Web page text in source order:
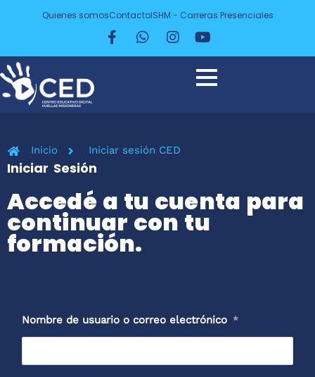
Quienes somosContactoISHM - Carreras Presenciales
Inicio Iniciar sesión CED
Iniciar Sesión
Accedé a tu cuenta para
continuar con tu
formación.
Nombre de usuario o correo electrónico *